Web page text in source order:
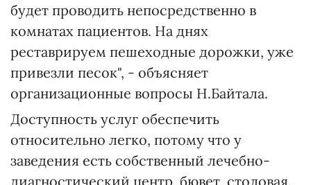
будет проводить непосредственно в
комнатах пациентов. На днях
реставрируем пешеходные дорожки, уже
привезли песок", - объясняет
организационные вопросы Н.Байтала.
Доступность услуг обеспечить
относительно легко, потому что у
заведения есть собственный лечебно-
диагностический центр, бювет, столовая,